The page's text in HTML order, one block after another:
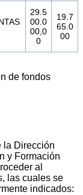
29.5
00.0
00,0
0
19.7
65.0
00
de fondos
la Dirección
y Formación
al
las cuales se
indicados: